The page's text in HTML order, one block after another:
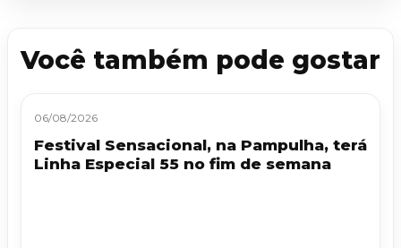
Você também pode gostar
06/08/2026
Festival Sensacional, na Pampulha, terá
Linha Especial 55 no fim de semana